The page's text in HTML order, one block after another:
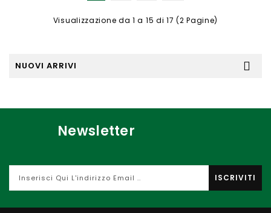
Visualizzazione da 1 a 15 di 17 (2 Pagine)
NUOVI ARRIVI
Newsletter
ISCRIVITI